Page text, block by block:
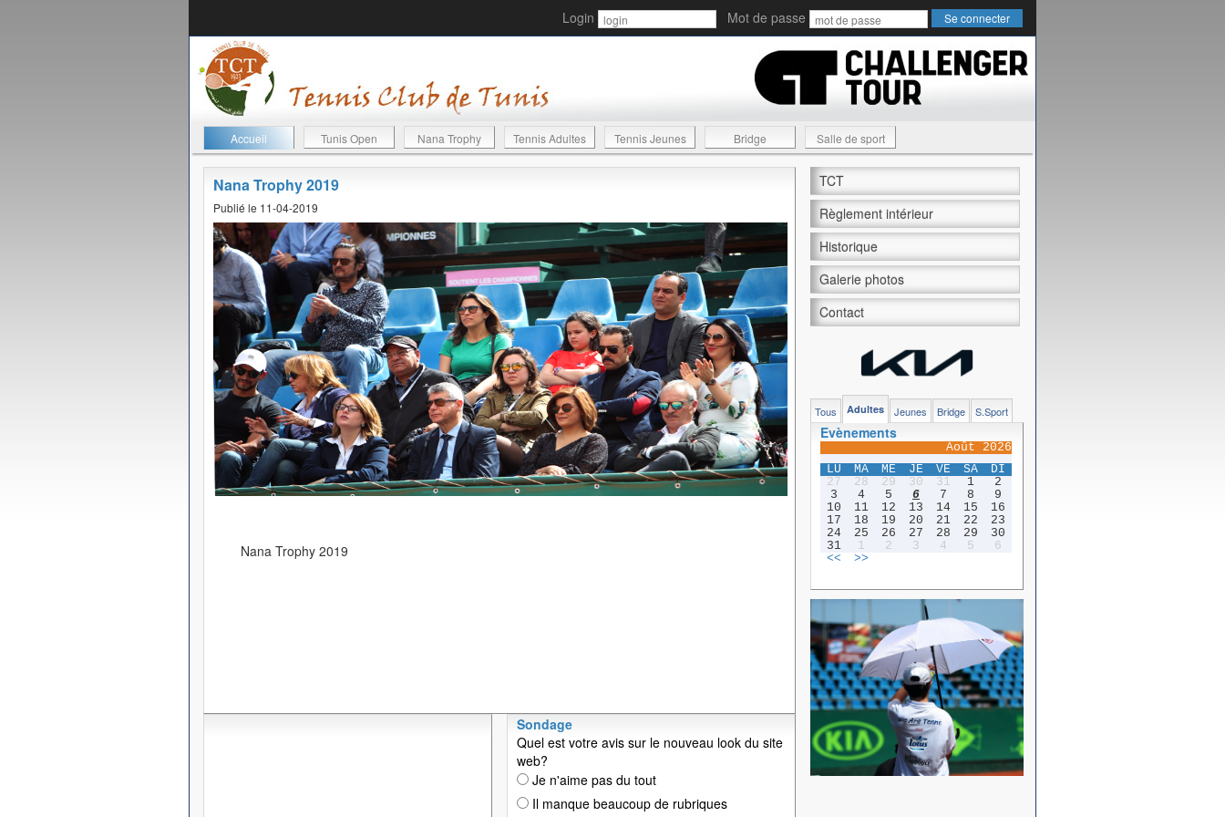
Login Mot de passe
Accueil Tunis Open Nana Trophy Tennis Adultes Tennis Jeunes Bridge Salle de sport
Nana Trophy 2019
Publié le 11-04-2019
Nana Trophy 2019
Sondage
Quel est votre avis sur le nouveau look du site
web?
Je n'aime pas du tout
Il manque beaucoup de rubriques
TCT
Règlement intérieur
Historique
Galerie photos
Contact
Tous Adultes Jeunes Bridge S.Sport
Evènements
Août 2026
LU
MA ME JE VE SA
DI
27
28 29 30 31 1
2
3
4 5 6 7 8
9
10
11 12 13 14 15
16
17
18 19 20 21 22
23
24
25 26 27 28 29
30
31
1 2 3 4 5
6
<<
>>